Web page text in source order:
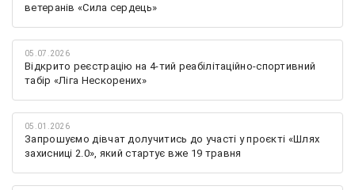
ветеранів «Сила сердець»
05.07.2026
Відкрито реєстрацію на 4-тий реабілітаційно-спортивний
табір «Ліга Нескорених»
05.01.2026
Запрошуємо дівчат долучитись до участі у проєкті «Шлях
захисниці 2.0», який стартує вже 19 травня